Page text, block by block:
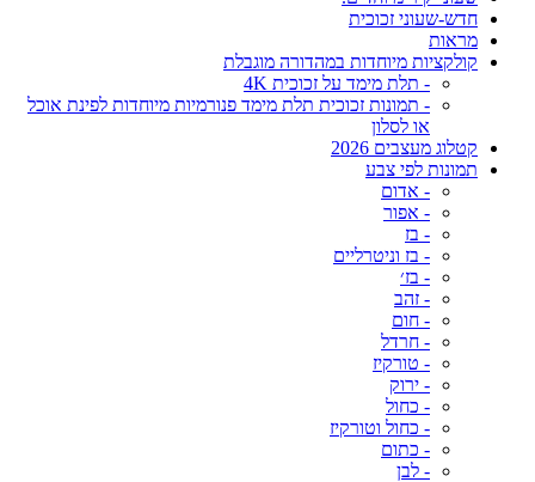
חדש-שעוני זכוכית
מראות
קולקציות מיוחדות במהדורה מוגבלת
- תלת מימד על זכוכית 4K
- תמונות זכוכית תלת מימד פנורמיות מיוחדות לפינת אוכל
או לסלון
קטלוג מעצבים 2026
תמונות לפי צבע
- אדום
- אפור
- בז
- בז וניטרליים
- בז׳
- זהב
- חום
- חרדל
- טורקיז
- ירוק
- כחול
- כחול וטורקיז
- כתום
- לבן